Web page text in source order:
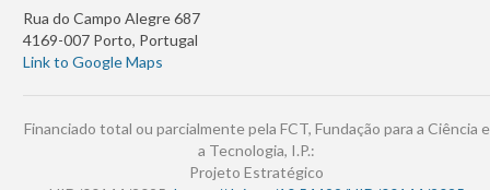
Rua do Campo Alegre 687
4169-007 Porto, Portugal
Link to Google Maps
Financiado total ou parcialmente pela FCT, Fundação para a Ciência e
a Tecnologia, I.P.:
Projeto Estratégico